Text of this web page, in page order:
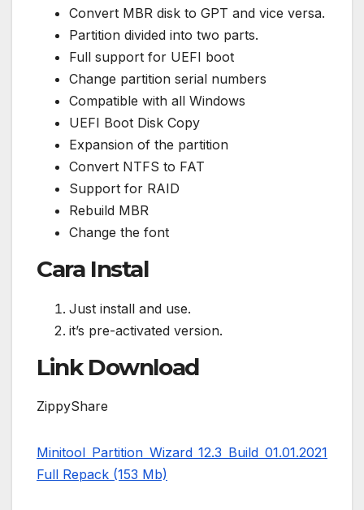
Convert MBR disk to GPT and vice versa.
Partition divided into two parts.
Full support for UEFI boot
Change partition serial numbers
Compatible with all Windows
UEFI Boot Disk Copy
Expansion of the partition
Convert NTFS to FAT
Support for RAID
Rebuild MBR
Change the font
Cara Instal
Just install and use.
it’s pre-activated version.
Link Download
ZippyShare
Minitool Partition Wizard 12.3 Build 01.01.2021
Full Repack (153 Mb)